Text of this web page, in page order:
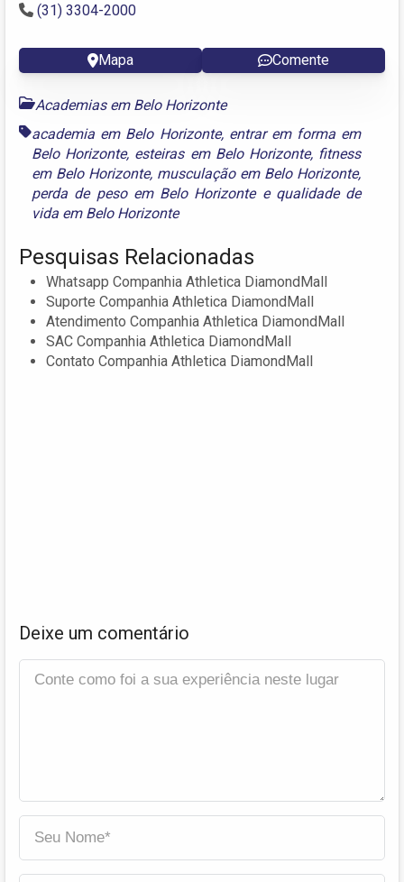
(31) 3304-2000
Mapa Comente
Academias em Belo Horizonte
academia em Belo Horizonte, entrar em forma em
Belo Horizonte, esteiras em Belo Horizonte, fitness
em Belo Horizonte, musculação em Belo Horizonte,
perda de peso em Belo Horizontee qualidade de
vida em Belo Horizonte
Pesquisas Relacionadas
Whatsapp Companhia Athletica DiamondMall
Suporte Companhia Athletica DiamondMall
Atendimento Companhia Athletica DiamondMall
SAC Companhia Athletica DiamondMall
Contato Companhia Athletica DiamondMall
Deixe um comentário